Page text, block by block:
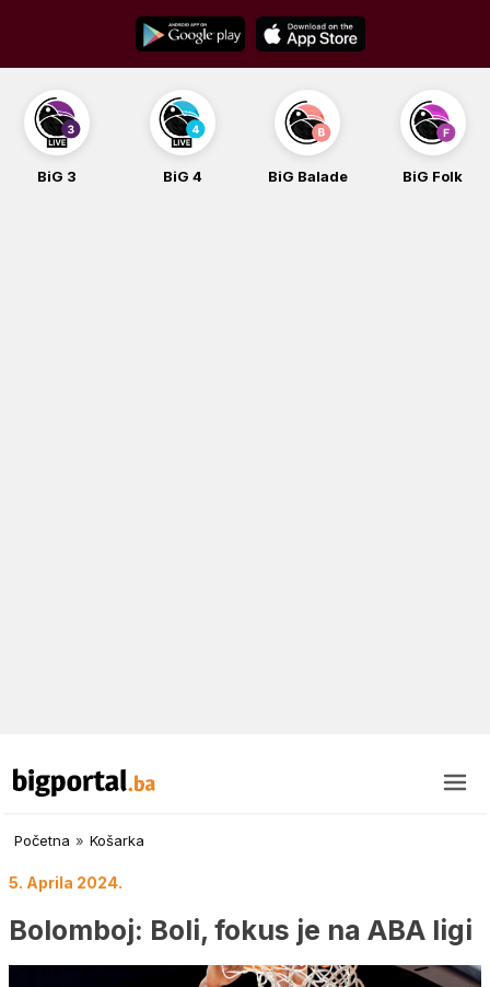
content
BiG 3 BiG 4 BiG Balade BiG Folk
Početna » Košarka
5. Aprila 2024.
Bolomboj: Boli, fokus je na ABA ligi